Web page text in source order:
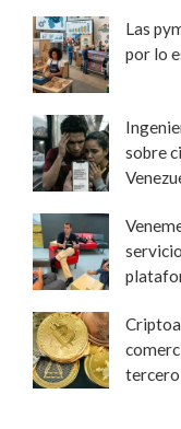
Las
por lo
sobre
tercero